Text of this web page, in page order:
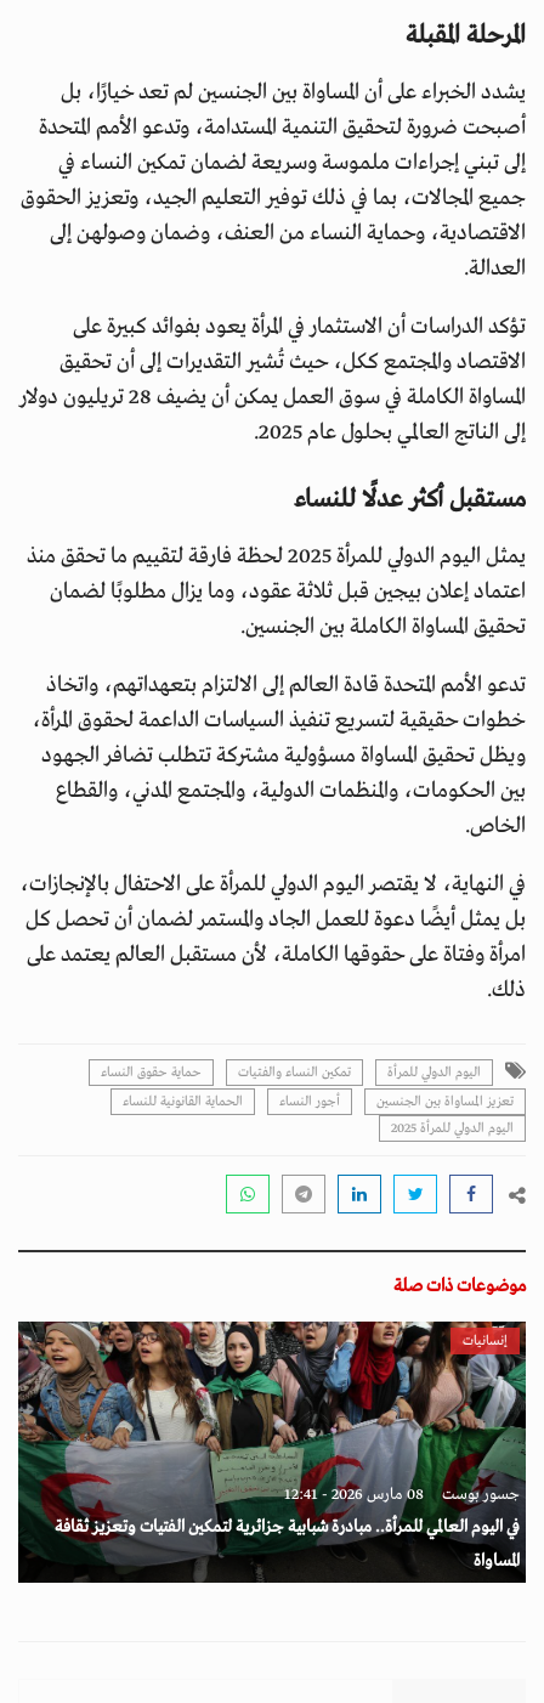
المرحلة المقبلة
يشدد الخبراء على أن المساواة بين الجنسين لم تعد خيارًا، بل
أصبحت ضرورة لتحقيق التنمية المستدامة، وتدعو الأمم المتحدة
إلى تبني إجراءات ملموسة وسريعة لضمان تمكين النساء في
جميع المجالات، بما في ذلك توفير التعليم الجيد، وتعزيز الحقوق
الاقتصادية، وحماية النساء من العنف، وضمان وصولهن إلى
العدالة.
تؤكد الدراسات أن الاستثمار في المرأة يعود بفوائد كبيرة على
الاقتصاد والمجتمع ككل، حيث تُشير التقديرات إلى أن تحقيق
المساواة الكاملة في سوق العمل يمكن أن يضيف 28 تريليون دولار
إلى الناتج العالمي بحلول عام 2025.
مستقبل أكثر عدلًا للنساء
يمثل اليوم الدولي للمرأة 2025 لحظة فارقة لتقييم ما تحقق منذ
اعتماد إعلان بيجين قبل ثلاثة عقود، وما يزال مطلوبًا لضمان
تحقيق المساواة الكاملة بين الجنسين.
تدعو الأمم المتحدة قادة العالم إلى الالتزام بتعهداتهم، واتخاذ
خطوات حقيقية لتسريع تنفيذ السياسات الداعمة لحقوق المرأة،
ويظل تحقيق المساواة مسؤولية مشتركة تتطلب تضافر الجهود
بين الحكومات، والمنظمات الدولية، والمجتمع المدني، والقطاع
الخاص.
في النهاية، لا يقتصر اليوم الدولي للمرأة على الاحتفال بالإنجازات،
بل يمثل أيضًا دعوة للعمل الجاد والمستمر لضمان أن تحصل كل
امرأة وفتاة على حقوقها الكاملة، لأن مستقبل العالم يعتمد على
ذلك.
اليوم الدولي للمرأة تمكين النساء والفتيات
حماية حقوق النساء
تعزيز المساواة بين الجنسين
أجور النساء
الحماية القانونية للنساء
اليوم الدولي للمرأة 2025
موضوعات ذات صلة
إنسانيات
جسور بوست 08 مارس 2026 - 12:41
في اليوم العالمي للمرأة.. مبادرة شبابية جزائرية لتمكين الفتيات وتعزيز ثقافة
المساواة